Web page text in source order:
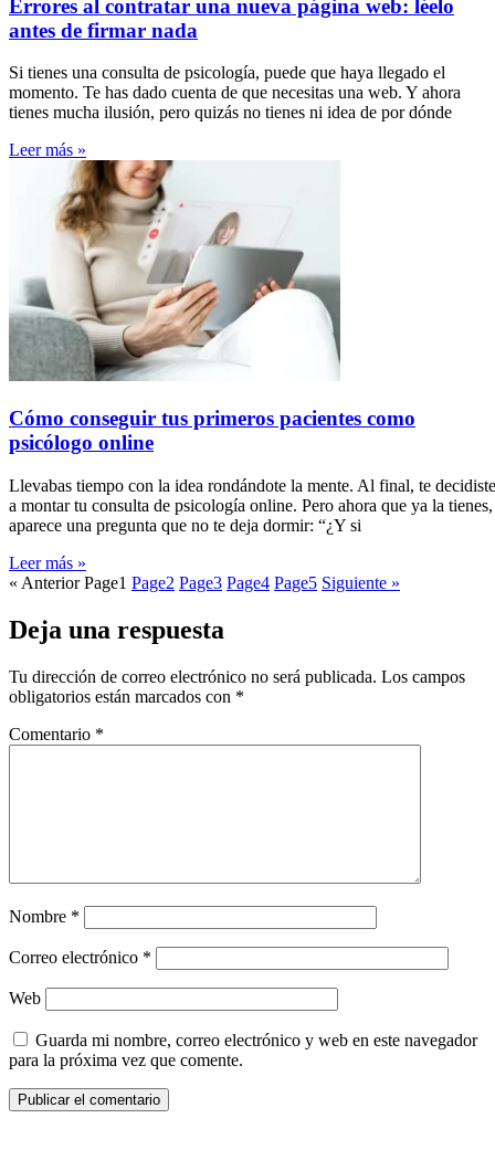
Errores al contratar una nueva página web: léelo
antes de firmar nada
Si tienes una consulta de psicología, puede que haya llegado el
momento. Te has dado cuenta de que necesitas una web. Y ahora
tienes mucha ilusión, pero quizás no tienes ni idea de por dónde
Leer más »
Cómo conseguir tus primeros pacientes como
psicólogo online
Llevabas tiempo con la idea rondándote la mente. Al final, te decidiste
a montar tu consulta de psicología online. Pero ahora que ya la tienes,
aparece una pregunta que no te deja dormir: “¿Y si
Leer más »
« Anterior Page1 Page2 Page3 Page4 Page5 Siguiente »
Deja una respuesta
Tu dirección de correo electrónico no será publicada. Los campos
obligatorios están marcados con *
Comentario *
Nombre *
Correo electrónico *
Web
Guarda mi nombre, correo electrónico y web en este navegador
para la próxima vez que comente.